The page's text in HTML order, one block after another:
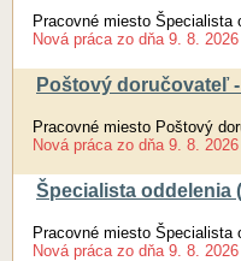
Pracovné miesto Špecialista
Nová práca zo dňa 9. 8. 2026
Poštový doručovateľ
Pracovné miesto Poštový
Nová práca zo dňa 9. 8. 2026
Špecialista oddelenia
Pracovné miesto Špecialista
Nová práca zo dňa 9. 8. 2026